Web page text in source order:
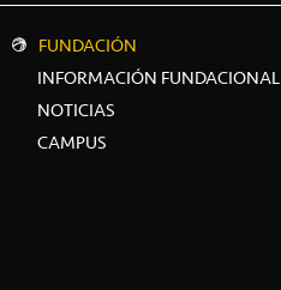
FUNDACIÓN
INFORMACIÓN FUNDACIONAL
NOTICIAS
CAMPUS